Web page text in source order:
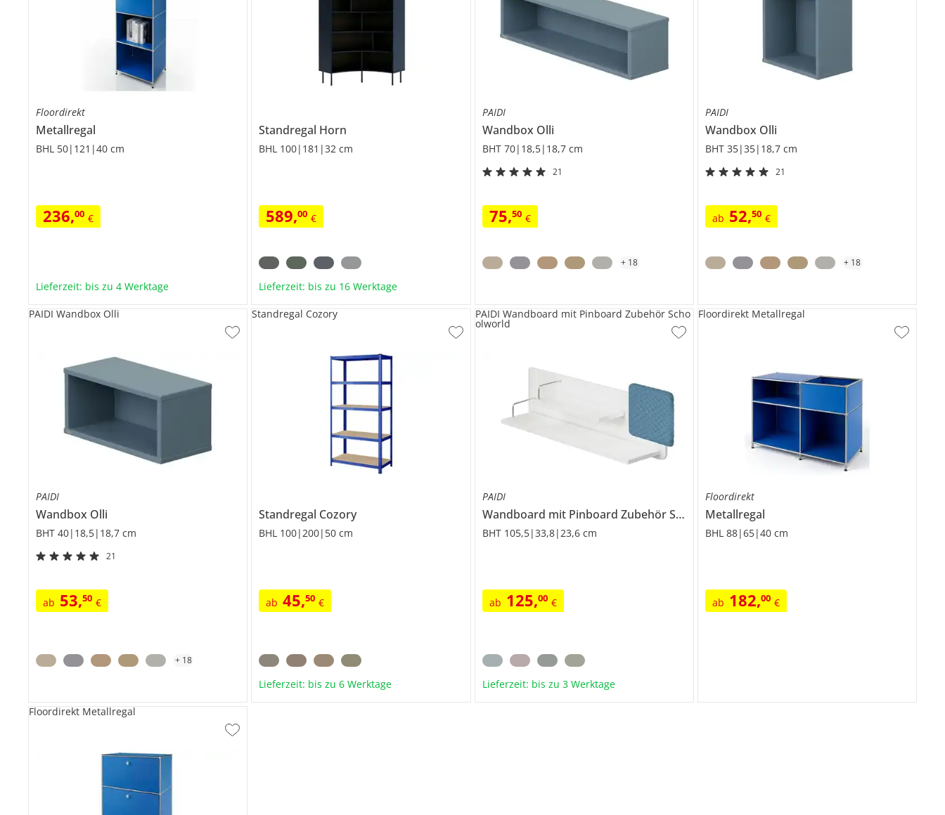
Floordirekt
Metallregal
BHL 50|121|40 cm
236,00 €
Lieferzeit: bis zu 4 Werktage
Standregal Horn
BHL 100|181|32 cm
589,00 €
Lieferzeit: bis zu 16 Werktage
PAIDI
Wandbox Olli
BHT 70|18,5|18,7 cm
21
75,50 €
+ 18
PAIDI
Wandbox Olli
BHT 35|35|18,7 cm
21
ab 52,50 €
+ 18
PAIDI
Wandbox Olli
BHT 40|18,5|18,7 cm
21
ab 53,50 €
PAIDI Wandbox Olli
+ 18
Standregal Cozory
BHL 100|200|50 cm
ab 45,50 €
Standregal Cozory
Lieferzeit: bis zu 6 Werktage
PAIDI
Wandboard mit Pinboard Zubehör Schoolworld
BHT 105,5|33,8|23,6 cm
ab 125,00 €
PAIDI Wandboard mit Pinboard Zubehör Scho
olworld
Lieferzeit: bis zu 3 Werktage
Floordirekt
Metallregal
BHL 88|65|40 cm
ab 182,00 €
Floordirekt Metallregal
Floordirekt Metallregal